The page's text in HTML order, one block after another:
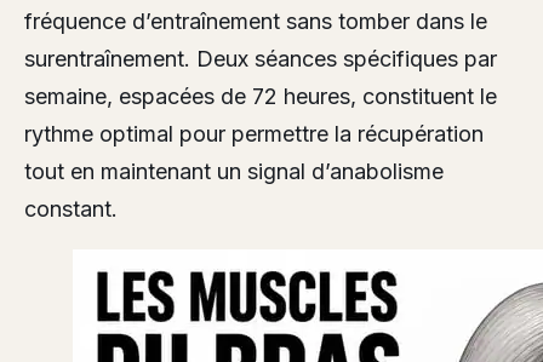
fréquence d’entraînement sans tomber dans le
surentraînement. Deux séances spécifiques par
semaine, espacées de 72 heures, constituent le
rythme optimal pour permettre la récupération
tout en maintenant un signal d’anabolisme
constant.